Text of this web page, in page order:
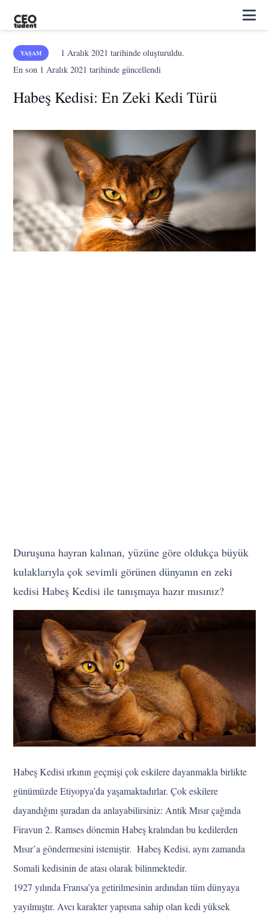
YAŞAM 1 Aralık 2021 tarihinde oluşturuldu.
En son 1 Aralık 2021 tarihinde güncellendi
Habeş Kedisi: En Zeki Kedi Türü
Duruşuna hayran kalınan, yüzüne göre oldukça büyük
kulaklarıyla çok sevimli görünen dünyanın en zeki
kedisi Habeş Kedisi ile tanışmaya hazır mısınız?
Habeş Kedisi ırkının geçmişi çok eskilere dayanmakla birlikte
günümüzde Etiyopya’da yaşamaktadırlar. Çok eskilere
dayandığını şuradan da anlayabilirsiniz: Antik Mısır çağında
Firavun 2. Ramses dönemin Habeş kralından bu kedilerden
Mısır’a göndermesini istemiştir. Habeş Kedisi, aynı zamanda
Somali kedisinin de atası olarak bilinmektedir.
1927 yılında Fransa’ya getirilmesinin ardından tüm dünyaya
yayılmıştır. Avcı karakter yapısına sahip olan kedi yüksek